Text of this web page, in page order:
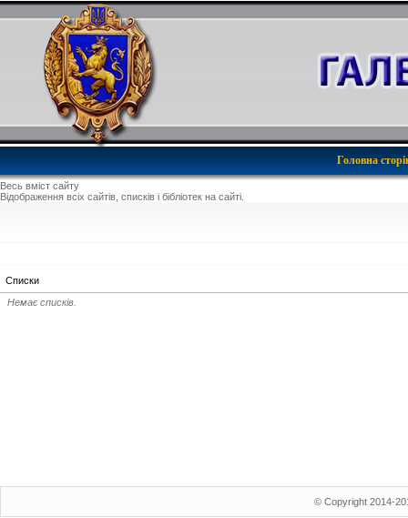
Головна
Весь вміст сайту
Відображення всіх сайтів, списків і бібліотек на сайті.
Списки
Немає списків.
© Copyright 2014-